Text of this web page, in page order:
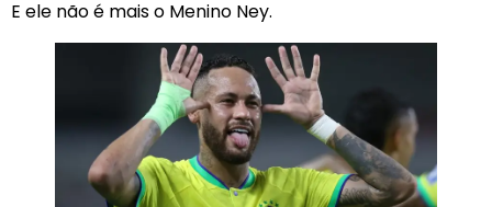
E ele não é mais o Menino Ney.